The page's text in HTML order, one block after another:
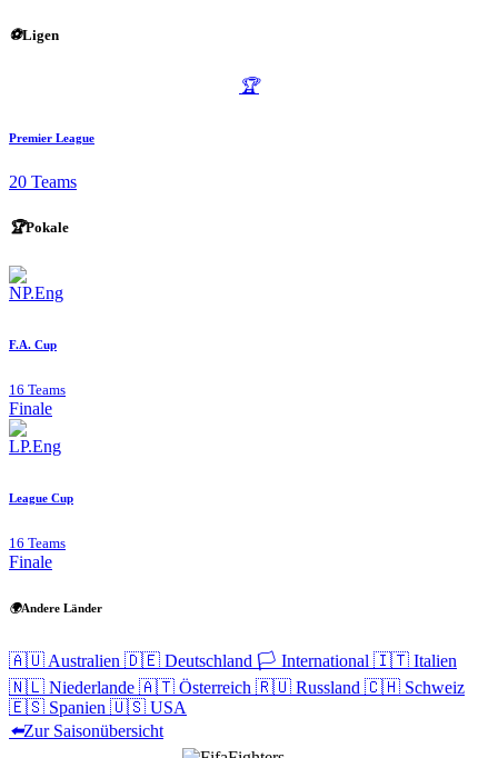
⚽Ligen
🏆
Premier League
20 Teams
🏆Pokale
F.A. Cup
16 Teams
Finale
League Cup
16 Teams
Finale
🌍Andere Länder
🇦🇺 Australien 🇩🇪 Deutschland 🏳️ International 🇮🇹 Italien
🇳🇱 Niederlande 🇦🇹 Österreich 🇷🇺 Russland 🇨🇭 Schweiz
🇪🇸 Spanien 🇺🇸 USA
⬅️Zur Saisonübersicht